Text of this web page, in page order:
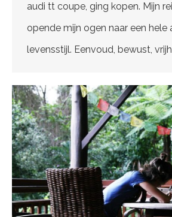
audi tt coupe, ging kopen. Mijn
opende mijn ogen naar een hele
levensstijl. Eenvoud, bewust,